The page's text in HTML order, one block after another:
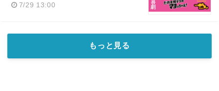
7/29 13:00
もっと見る